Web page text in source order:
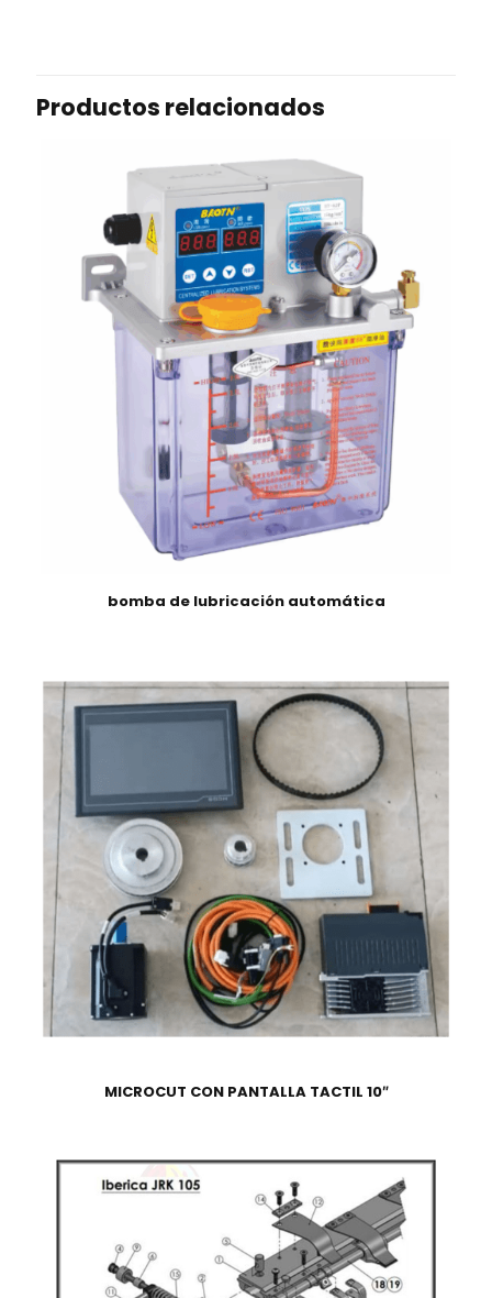
Productos relacionados
bomba de lubricación automática
MICROCUT CON PANTALLA TACTIL 10″